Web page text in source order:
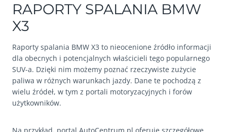
RAPORTY SPALANIA BMW
X3
Raporty spalania BMW X3 to nieocenione źródło informacji
dla obecnych i potencjalnych właścicieli tego popularnego
SUV-a. Dzięki nim możemy poznać rzeczywiste zużycie
paliwa w różnych warunkach jazdy. Dane te pochodzą z
wielu źródeł, w tym z portali motoryzacyjnych i forów
użytkowników.